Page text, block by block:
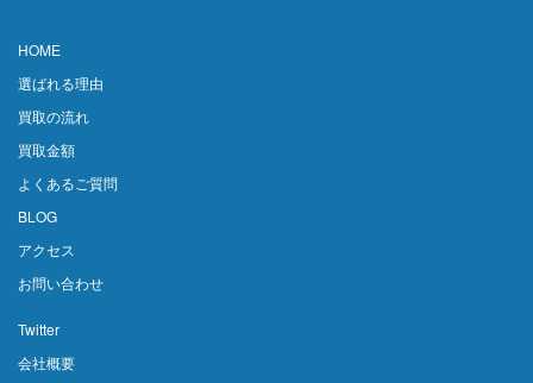
HOME
選ばれる理由
買取の流れ
買取金額
よくあるご質問
BLOG
アクセス
お問い合わせ
Twitter
会社概要